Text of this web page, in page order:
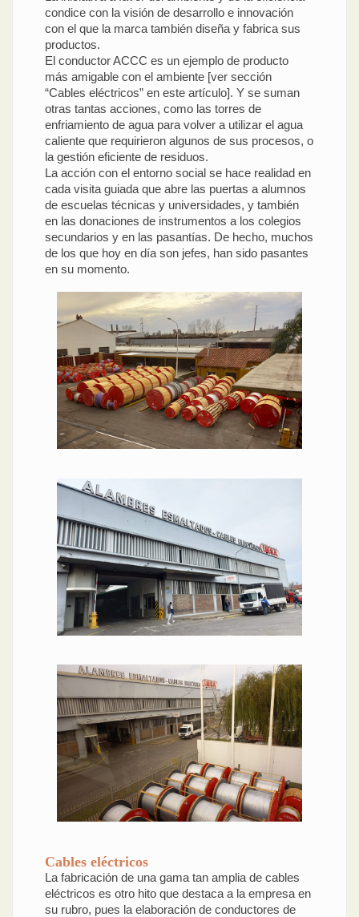
condice con la visión de desarrollo e innovación
con el que la marca también diseña y fabrica sus
productos.
El conductor ACCC es un ejemplo de producto
más amigable con el ambiente [ver sección
“Cables eléctricos” en este artículo]. Y se suman
otras tantas acciones, como las torres de
enfriamiento de agua para volver a utilizar el agua
caliente que requirieron algunos de sus procesos, o
la gestión eficiente de residuos.
La acción con el entorno social se hace realidad en
cada visita guiada que abre las puertas a alumnos
de escuelas técnicas y universidades, y también
en las donaciones de instrumentos a los colegios
secundarios y en las pasantías. De hecho, muchos
de los que hoy en día son jefes, han sido pasantes
en su momento.
Cables eléctricos
La fabricación de una gama tan amplia de cables
eléctricos es otro hito que destaca a la empresa en
su rubro, pues la elaboración de conductores de